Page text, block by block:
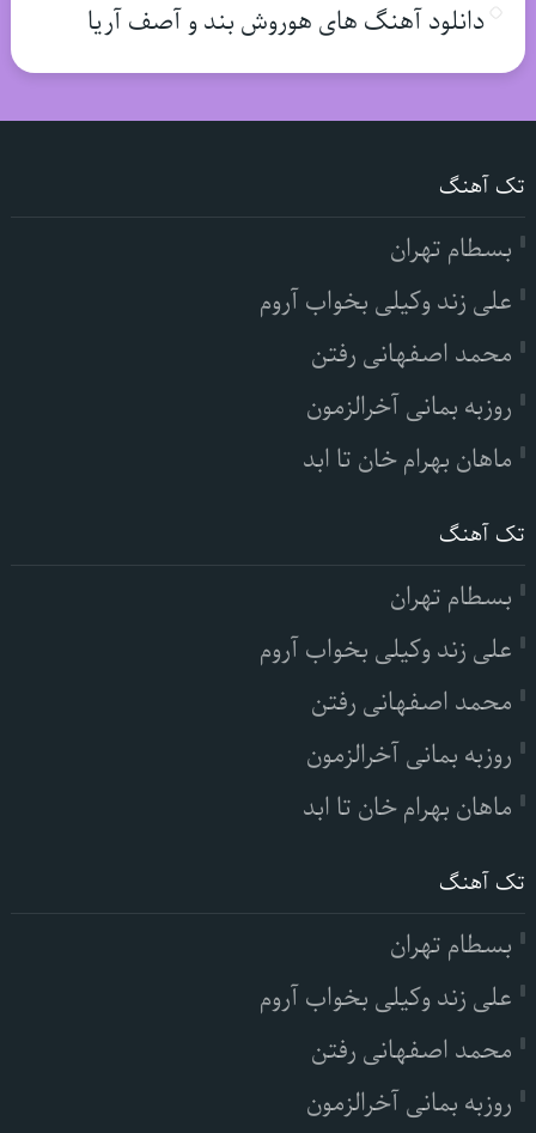
دانلود آهنگ های هوروش بند و آصف آریا
تک آهنگ
بسطام تهران
علی زند وکیلی بخواب آروم
محمد اصفهانی رفتن
روزبه بمانی آخرالزمون
ماهان بهرام خان تا ابد
تک آهنگ
بسطام تهران
علی زند وکیلی بخواب آروم
محمد اصفهانی رفتن
روزبه بمانی آخرالزمون
ماهان بهرام خان تا ابد
تک آهنگ
بسطام تهران
علی زند وکیلی بخواب آروم
محمد اصفهانی رفتن
روزبه بمانی آخرالزمون